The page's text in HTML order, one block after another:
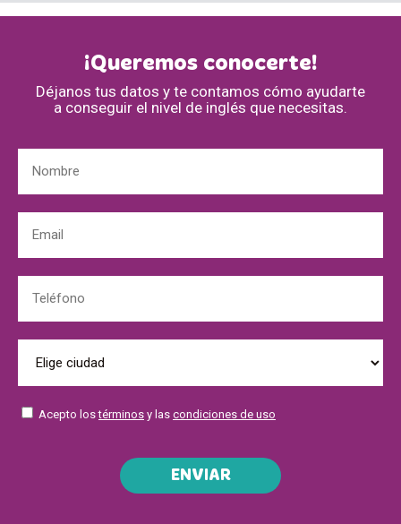
¡Queremos conocerte!
Déjanos tus datos y te contamos cómo ayudarte
a conseguir el nivel de inglés que necesitas.
Acepto lostérminos y las condiciones de uso
ENVIAR